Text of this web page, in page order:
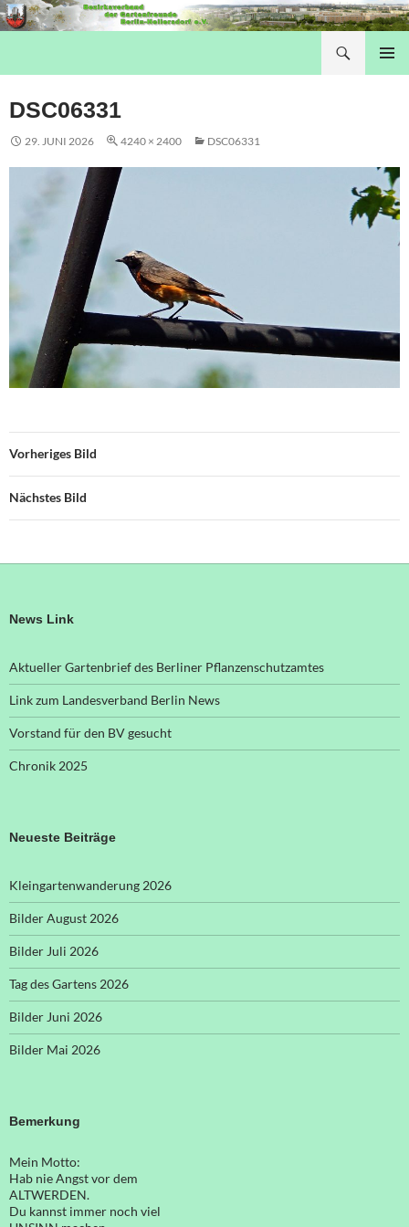
DSC06331
29. JUNI 2026 4240 × 2400 DSC06331
Vorheriges Bild
Nächstes Bild
News Link
Aktueller Gartenbrief des Berliner Pflanzenschutzamtes
Link zum Landesverband Berlin News
Vorstand für den BV gesucht
Chronik 2025
Neueste Beiträge
Kleingartenwanderung 2026
Bilder August 2026
Bilder Juli 2026
Tag des Gartens 2026
Bilder Juni 2026
Bilder Mai 2026
Bemerkung
Mein Motto:
Hab nie Angst vor dem
ALTWERDEN.
Du kannst immer noch viel